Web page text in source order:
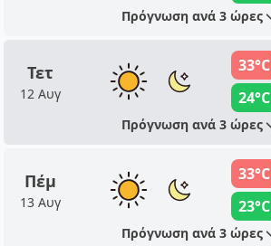
Πρόγνωση ανά 3 ώρες
Τετ
12 Αυγ
33°C
24°C
Πρόγνωση ανά 3 ώρες
Πέμ
13 Αυγ
33°C
23°C
Πρόγνωση ανά 3 ώρες